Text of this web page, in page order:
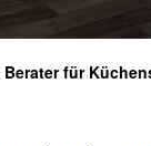
für